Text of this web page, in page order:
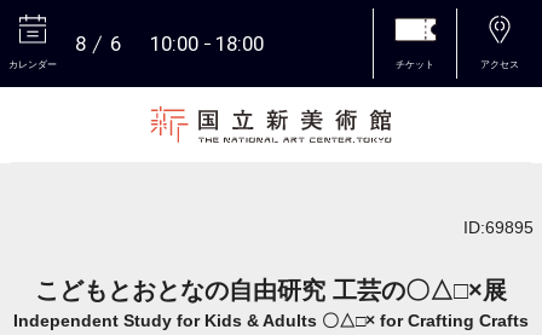
カレンダー
8 6 10:00 18:00
チケット アクセス
ID:69895
こどもとおとなの自由研究 工芸の〇△□×展
Independent Study for Kids & Adults 〇△□× for Crafting Crafts